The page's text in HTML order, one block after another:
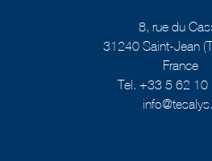
8, rue du
31240 Saint-Jean
France
Tel. +33 5 62 10